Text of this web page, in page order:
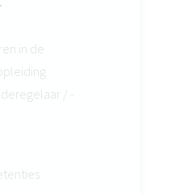
in de
/ -